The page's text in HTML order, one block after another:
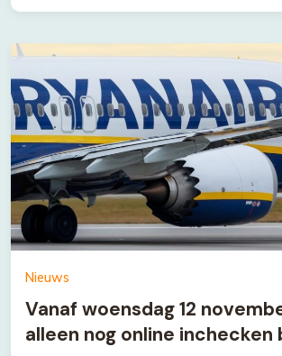
Nieuws
Vanaf woensdag 12
alleen nog online inchecken